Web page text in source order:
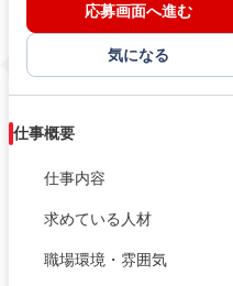
応募画面へ進む
気になる
仕事概要
仕事内容
求めている人材
職場環境・雰囲気